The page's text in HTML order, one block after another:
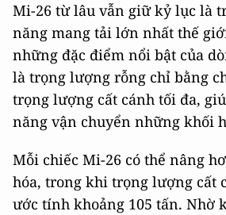
Mi-26 từ lâu vẫn giữ kỷ lục là
năng mang tải lớn nhất thế
những đặc điểm nổi bật của
là trọng lượng rỗng chỉ bằng
trọng lượng cất cánh tối đa,
năng vận chuyển những khối
Mỗi chiếc Mi-26 có thể nâng
hóa, trong khi trọng lượng cất
ước tính khoảng 105 tấn. Nhờ